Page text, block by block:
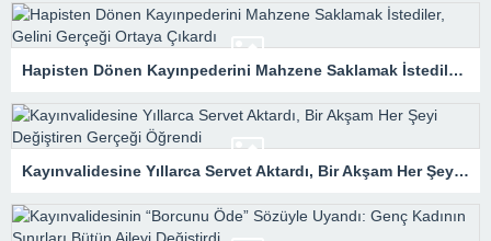
Hapisten Dönen Kayınpederini Mahzene Saklamak İstediler, Gelini Gerçeği Ortaya Çıkardı
Kayınvalidesine Yıllarca Servet Aktardı, Bir Akşam Her Şeyi Değiştiren Gerçeği Öğrendi